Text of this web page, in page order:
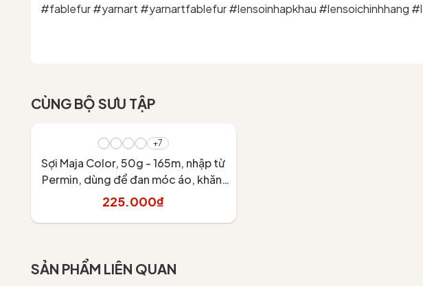
#fablefur #yarnart #yarnartfablefur #lensoinhapkhau #lensoichinhhang
CÙNG BỘ SƯU TẬP
+7
Sợi Maja Color, 50g - 165m, nhập từ
Permin, dùng để đan móc áo, khăn,
váy
225.000₫
SẢN PHẨM LIÊN QUAN